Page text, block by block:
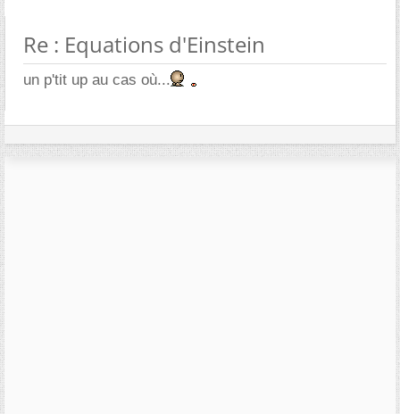
Re : Equations d'Einstein
un p'tit up au cas où...